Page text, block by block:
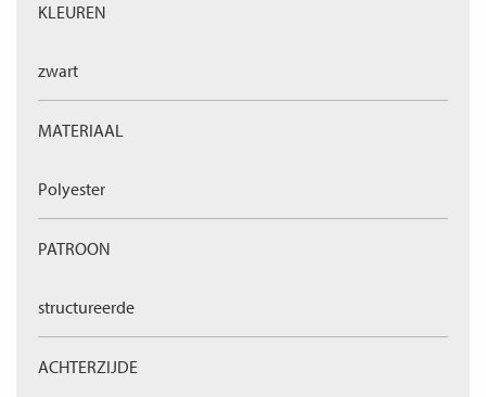
KLEUREN
zwart
MATERIAAL
Polyester
PATROON
structureerde
ACHTERZIJDE